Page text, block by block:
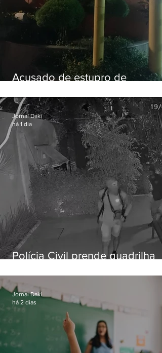
Acusado de estupro de
Polícia Civil prende quadrilha
residências de luxo no Rio
Jornal Daki
há 1 dia
Jornal Daki
há 2 dias